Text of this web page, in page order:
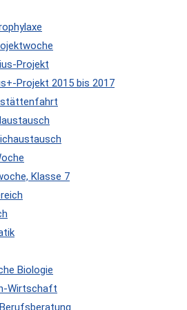
Projekt
Projekt 2015 bis 2017
Klasse 7
Biologie
Wirtschaft